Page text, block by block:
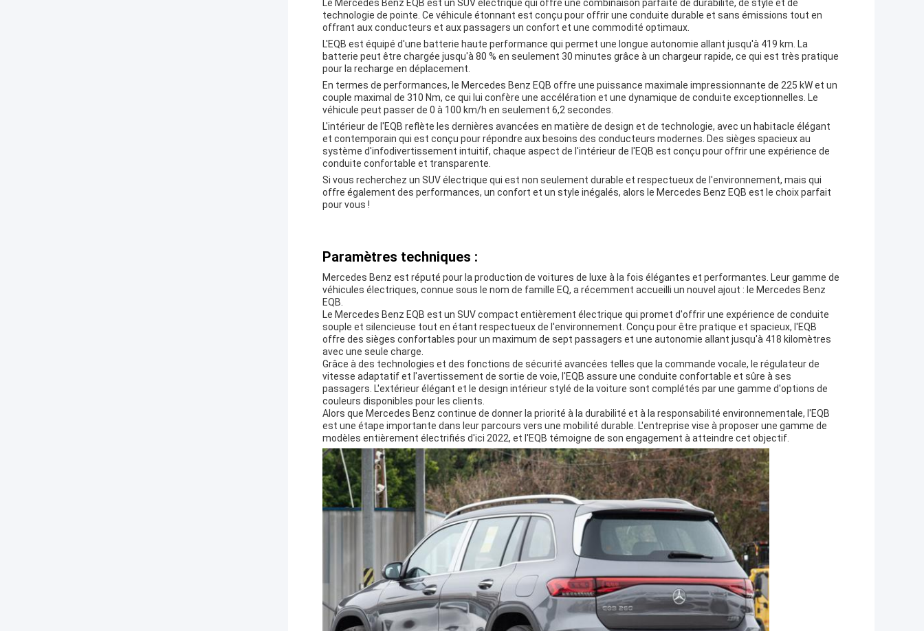
Le Mercedes Benz EQB est un SUV électrique qui offre une combinaison parfaite de durabilité, de style et de
technologie de pointe. Ce véhicule étonnant est conçu pour offrir une conduite durable et sans émissions tout en
offrant aux conducteurs et aux passagers un confort et une commodité optimaux.
L'EQB est équipé d'une batterie haute performance qui permet une longue autonomie allant jusqu'à 419 km. La
batterie peut être chargée jusqu'à 80 % en seulement 30 minutes grâce à un chargeur rapide, ce qui est très pratique
pour la recharge en déplacement.
En termes de performances, le Mercedes Benz EQB offre une puissance maximale impressionnante de 225 kW et un
couple maximal de 310 Nm, ce qui lui confère une accélération et une dynamique de conduite exceptionnelles. Le
véhicule peut passer de 0 à 100 km/h en seulement 6,2 secondes.
L'intérieur de l'EQB reflète les dernières avancées en matière de design et de technologie, avec un habitacle élégant
et contemporain qui est conçu pour répondre aux besoins des conducteurs modernes. Des sièges spacieux au
système d'infodivertissement intuitif, chaque aspect de l'intérieur de l'EQB est conçu pour offrir une expérience de
conduite confortable et transparente.
Si vous recherchez un SUV électrique qui est non seulement durable et respectueux de l'environnement, mais qui
offre également des performances, un confort et un style inégalés, alors le Mercedes Benz EQB est le choix parfait
pour vous !
Paramètres techniques :
Mercedes Benz est réputé pour la production de voitures de luxe à la fois élégantes et performantes. Leur gamme de
véhicules électriques, connue sous le nom de famille EQ, a récemment accueilli un nouvel ajout : le Mercedes Benz
EQB.
Le Mercedes Benz EQB est un SUV compact entièrement électrique qui promet d'offrir une expérience de conduite
souple et silencieuse tout en étant respectueux de l'environnement. Conçu pour être pratique et spacieux, l'EQB
offre des sièges confortables pour un maximum de sept passagers et une autonomie allant jusqu'à 418 kilomètres
avec une seule charge.
Grâce à des technologies et des fonctions de sécurité avancées telles que la commande vocale, le régulateur de
vitesse adaptatif et l'avertissement de sortie de voie, l'EQB assure une conduite confortable et sûre à ses
passagers. L'extérieur élégant et le design intérieur stylé de la voiture sont complétés par une gamme d'options de
couleurs disponibles pour les clients.
Alors que Mercedes Benz continue de donner la priorité à la durabilité et à la responsabilité environnementale, l'EQB
est une étape importante dans leur parcours vers une mobilité durable. L'entreprise vise à proposer une gamme de
modèles entièrement électrifiés d'ici 2022, et l'EQB témoigne de son engagement à atteindre cet objectif.